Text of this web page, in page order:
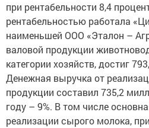
при рентабельности 8,4
рентабельностью работала
наименьшей ООО «Эталон –
валовой продукции
категории хозяйств, достиг
Денежная выручка от
продукции составил 735,2
году – 9%. В том числе
реализации сырого молока,